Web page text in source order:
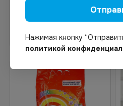
Нажимая кнопку
политикой